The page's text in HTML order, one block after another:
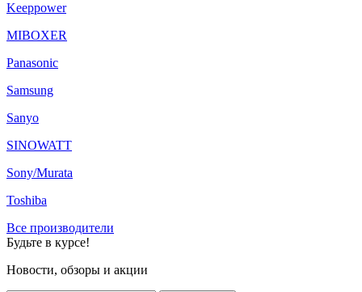
Keeppower
MIBOXER
Panasonic
Samsung
Sanyo
SINOWATT
Sony/Murata
Toshiba
Все производители
Будьте в курсе!
Новости, обзоры и акции